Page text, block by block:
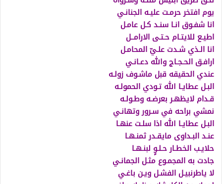
يوم افتخر حرمـت عليـه الجنانـي
انا شفـوق انـا سنـد كـل عامـل
اطيـع للايتـام حـتـى الارامــل
انا الـذي شـدت علـيّ المحامـل
ارافـق الحـجـاج والله دعـانـي
عندي الحقيقه قبل ماشـوف زولـه
البـل عطايـا الله تـودي الحمولـه
قـدام لايظهـر بعرضـه وطـولـه
نمشي براحه في سـرور وتهانـي
البـل عطايـا الله اذا سلـت عنهـا
عنـد البـداوى مايقـدر ثمنـهـا
حلايـب الخطـار حـلـوٍ لبنـهـا
جادت به المجمـوع مثـل الجمانـي
لا ياطرنبيـل الفشـل ويـن باغـي